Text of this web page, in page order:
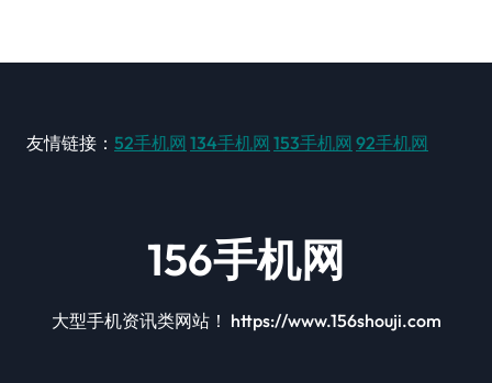
友情链接： 52手机网 134手机网 153手机网 92手机网
156手机网
大型手机资讯类网站！ https://www.156shouji.com